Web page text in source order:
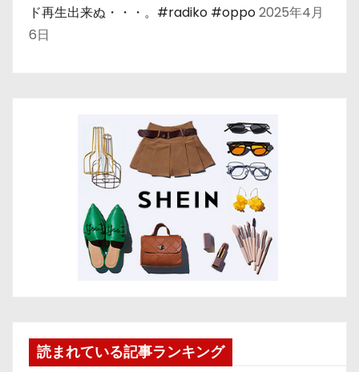
ド再生出来ぬ・・・。#radiko #oppo2025年4月
6日
読まれている記事ランキング